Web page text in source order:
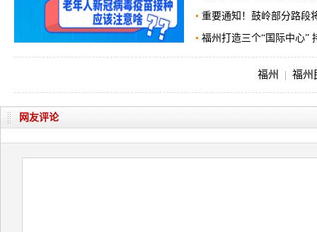
重要通知！鼓岭部分路段
福州打造三个“国际中心”
福州 | 福州
网友评论